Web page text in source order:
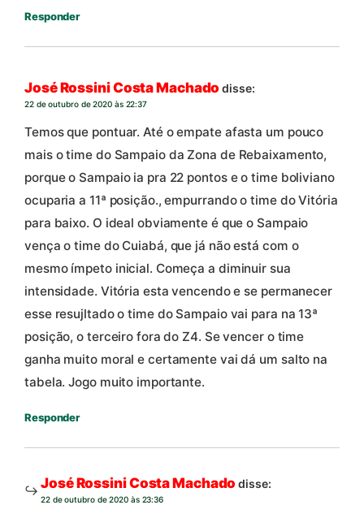
Responder
José Rossini Costa Machado disse:
22 de outubro de 2020 às 22:37
Temos que pontuar. Até o empate afasta um pouco
mais o time do Sampaio da Zona de Rebaixamento,
porque o Sampaio ia pra 22 pontos e o time boliviano
ocuparia a 11ª posição., empurrando o time do Vitória
para baixo. O ideal obviamente é que o Sampaio
vença o time do Cuiabá, que já não está com o
mesmo ímpeto inicial. Começa a diminuir sua
intensidade. Vitória esta vencendo e se permanecer
esse resujltado o time do Sampaio vai para na 13ª
posição, o terceiro fora do Z4. Se vencer o time
ganha muito moral e certamente vai dá um salto na
tabela. Jogo muito importante.
Responder
José Rossini Costa Machado disse:
22 de outubro de 2020 às 23:36